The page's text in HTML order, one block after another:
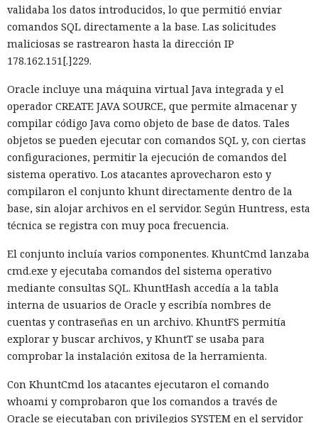
validaba los datos introducidos, lo que permitió enviar
comandos SQL directamente a la base. Las solicitudes
maliciosas se rastrearon hasta la dirección IP
178.162.151[.]229.
Oracle incluye una máquina virtual Java integrada y el
operador CREATE JAVA SOURCE, que permite almacenar y
compilar código Java como objeto de base de datos. Tales
objetos se pueden ejecutar con comandos SQL y, con ciertas
configuraciones, permitir la ejecución de comandos del
sistema operativo. Los atacantes aprovecharon esto y
compilaron el conjunto khunt directamente dentro de la
base, sin alojar archivos en el servidor. Según Huntress, esta
técnica se registra con muy poca frecuencia.
El conjunto incluía varios componentes. KhuntCmd lanzaba
cmd.exe y ejecutaba comandos del sistema operativo
mediante consultas SQL. KhuntHash accedía a la tabla
interna de usuarios de Oracle y escribía nombres de
cuentas y contraseñas en un archivo. KhuntFS permitía
explorar y buscar archivos, y KhuntT se usaba para
comprobar la instalación exitosa de la herramienta.
Con KhuntCmd los atacantes ejecutaron el comando
whoami y comprobaron que los comandos a través de
Oracle se ejecutaban con privilegios SYSTEM en el servidor